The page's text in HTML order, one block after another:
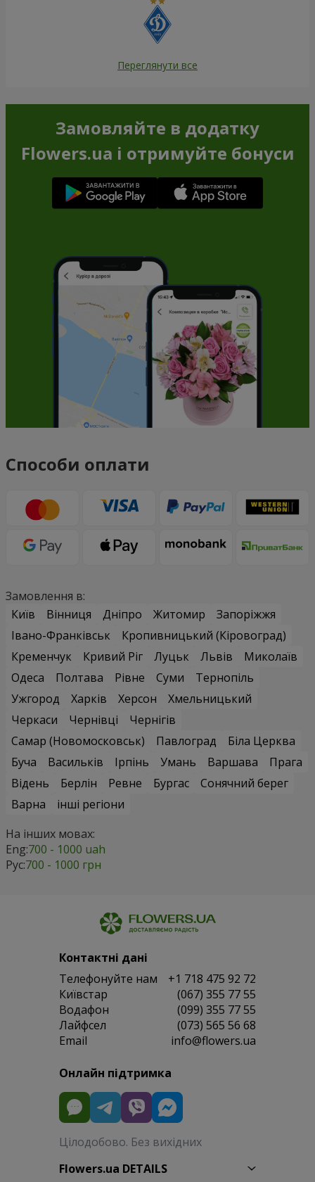
Переглянути все
Замовляйте в додатку
Flowers.ua і отримуйте бонуси
Способи оплати
Замовлення в:
Київ
Вінниця Дніпро Житомир
Запоріжжя
Івано-Франківськ
Кропивницький (Кіровоград)
Кременчук
Кривий Ріг Луцьк Львів
Миколаїв
Одеса
Полтава Рівне Суми
Тернопіль
Ужгород
Харків Херсон
Хмельницький
Черкаси
Чернівці
Чернігів
Самар (Новомосковськ)
Павлоград
Біла Церква
Буча
Васильків Ірпінь Умань Варшава
Прага
Відень
Берлін Ревне Бургас
Сонячний берег
Варна
інші регіони
На інших мовах:
Eng:700 - 1000 uah
Рус:700 - 1000 грн
Контактні дані
Телефонуйте нам
+1 718 475 92 72
Київстар
(067) 355 77 55
Водафон
(099) 355 77 55
Лайфсел
(073) 565 56 68
Email
info@flowers.ua
Онлайн підтримка
Цілодобово. Без вихідних
Flowers.ua DETAILS